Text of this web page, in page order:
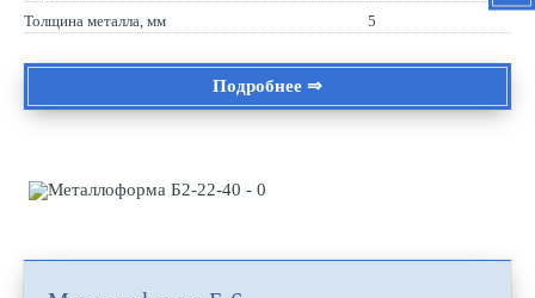
Толщина металла, мм
5
Подробнее ⇒